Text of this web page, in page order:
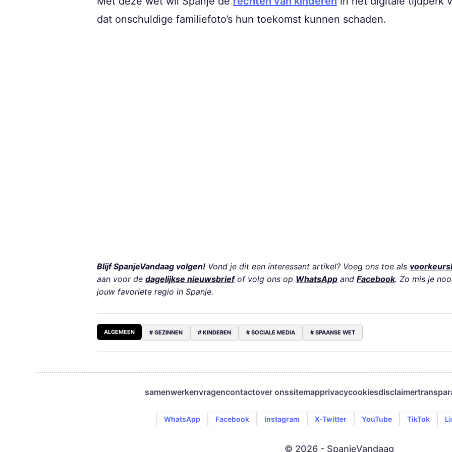
dat onschuldige familiefoto’s hun toekomst kunnen schaden.
Blijf SpanjeVandaag volgen! Vond je dit een interessant artikel? Voeg ons toe als
aan voor de dagelijkse nieuwsbriefof volg ons op WhatsApp and Facebook. Zo mis je
jouw favoriete regio in Spanje.
ALGEMEEN # GEZINNEN # KINDEREN # SOCIALE MEDIA # SPAANSE WET
samenwerkenvragencontactover onssitemapprivacycookiesdisclaimer
WhatsApp Facebook Instagram X-Twitter YouTube TikTok
© 2026 - SpanjeVandaag